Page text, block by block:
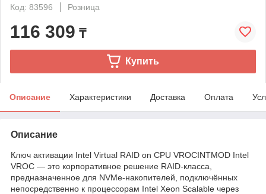
Код: 83596
Розница
116 309 ₸
Купить
Описание Характеристики Доставка Оплата
Описание
Ключ активации Intel Virtual RAID on CPU VROCINTMOD Intel
VROC — это корпоративное решение RAID-класса,
предназначенное для NVMe-накопителей, подключённых
непосредственно к процессорам Intel Xeon Scalable через